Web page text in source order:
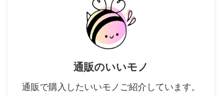
しか作れないレシピもありま
通販のいいモノ
通販で購入したいいモノご紹介しています。